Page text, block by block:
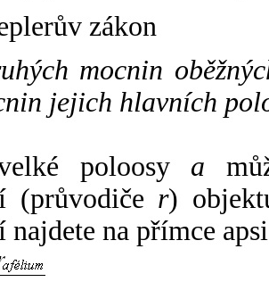
zákon
mocnin
jejich hlavních
poloosy a
(průvodiče r)
najdete na přímce